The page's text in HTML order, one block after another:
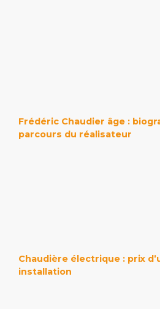
Frédéric Chaudier âge :
parcours du réalisateur
Chaudière électrique : prix
installation